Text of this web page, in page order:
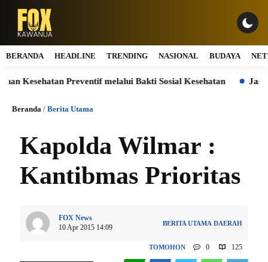
BERANDA HEADLINE TRENDING NASIONAL BUDAYA
Preventif melalui Bakti Sosial Kesehatan Jasa
Beranda / Berita Utama
Kapolda Wilmar :
Kantibmas Prioritas
FOX News
10 Apr 2015 14:09
BERITA UTAMA DAERAH
TOMOHON 0 125